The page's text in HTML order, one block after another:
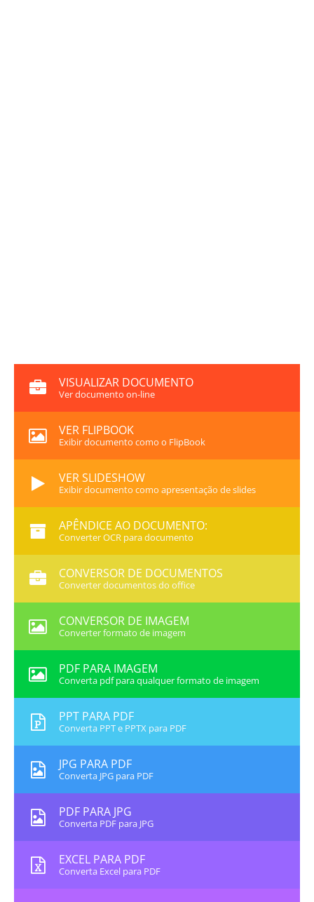
VISUALIZAR DOCUMENTO
Ver documento on-line
VER FLIPBOOK
Exibir documento como o FlipBook
VER SLIDESHOW
Exibir documento como apresentação de slides
APÊNDICE AO DOCUMENTO:
Converter OCR para documento
CONVERSOR DE DOCUMENTOS
Converter documentos do office
CONVERSOR DE IMAGEM
Converter formato de imagem
PDF PARA IMAGEM
Converta pdf para qualquer formato de imagem
PPT PARA PDF
Converta PPT e PPTX para PDF
JPG PARA PDF
Converta JPG para PDF
PDF PARA JPG
Converta PDF para JPG
EXCEL PARA PDF
Converta Excel para PDF